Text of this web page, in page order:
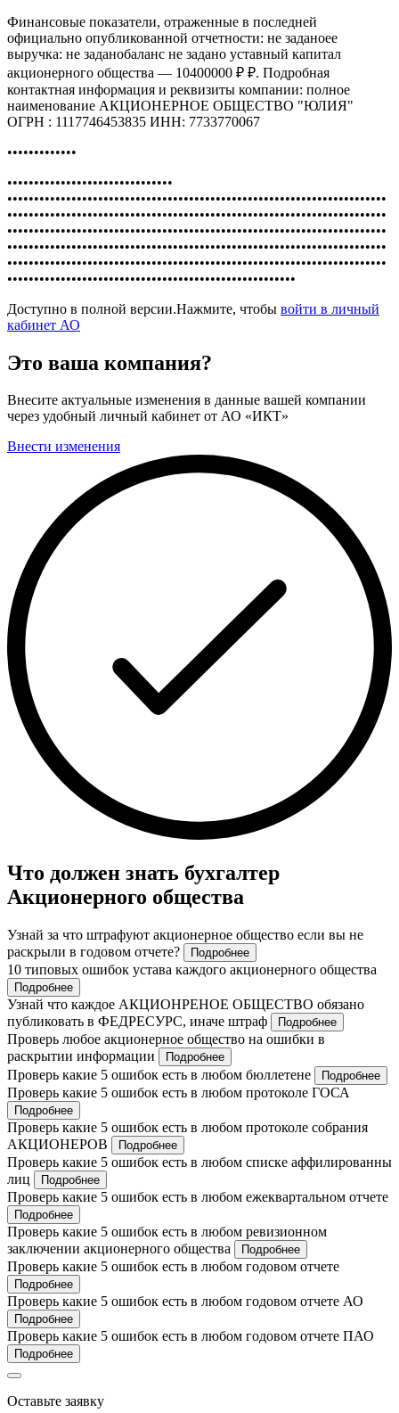
Финансовые показатели, отраженные в последней
официально опубликованной отчетности: не заданоее
выручка: не заданобаланс не задано уставный капитал
акционерного общества — 10400000 ₽ ₽. Подробная
контактная информация и реквизиты компании: полное
наименование АКЦИОНЕРНОЕ ОБЩЕСТВО "ЮЛИЯ"
ОГРН : 1117746453835 ИНН: 7733770067
•••••••••••••
•••••••••••••••••••••••••••••••
•••••••••••••••••••••••••••••••••••••••••••••••••••••••••••••••••••••••
•••••••••••••••••••••••••••••••••••••••••••••••••••••••••••••••••••••••
•••••••••••••••••••••••••••••••••••••••••••••••••••••••••••••••••••••••
•••••••••••••••••••••••••••••••••••••••••••••••••••••••••••••••••••••••
•••••••••••••••••••••••••••••••••••••••••••••••••••••••••••••••••••••••
••••••••••••••••••••••••••••••••••••••••••••••••••••••
Доступно в полной версии.Нажмите, чтобы войти в личный
кабинет АО
Это ваша компания?
Внесите актуальные изменения в данные вашей компании
через удобный личный кабинет от АО «ИКТ»
Внести изменения
Что должен знать бухгалтер
Акционерного общества
Узнай за что штрафуют акционерное общество если вы не
раскрыли в годовом отчете?
Подробнее
10 типовых ошибок устава каждого акционерного общества
Подробнее
Узнай что каждое АКЦИОНРЕНОЕ ОБЩЕСТВО обязано
публиковать в ФЕДРЕСУРС, иначе штраф
Подробнее
Проверь любое акционерное общество на ошибки в
раскрытии информации
Подробнее
Проверь какие 5 ошибок есть в любом бюллетене Подробнее
Проверь какие 5 ошибок есть в любом протоколе ГОСА
Подробнее
Проверь какие 5 ошибок есть в любом протоколе собрания
АКЦИОНЕРОВ
Подробнее
Проверь какие 5 ошибок есть в любом списке аффилированны
лиц
Подробнее
Проверь какие 5 ошибок есть в любом ежеквартальном отчете
Подробнее
Проверь какие 5 ошибок есть в любом ревизионном
заключении акционерного общества
Подробнее
Проверь какие 5 ошибок есть в любом годовом отчете
Подробнее
Проверь какие 5 ошибок есть в любом годовом отчете АО
Подробнее
Проверь какие 5 ошибок есть в любом годовом отчете ПАО
Подробнее
Оставьте заявку